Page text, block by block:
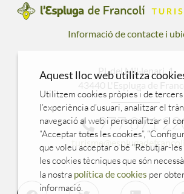
Informació de contacte i
Pl. del Mil·lenari, 1
43440 L'Espluga de
977 871
Aquest lloc web utilitza
Utilitzem cookies pròpies i de
l’experiència d’usuari, analitzar el
navegació al web i personalitzar el
“Acceptar totes les cookies”,
que voleu acceptar o bé “Rebutjar-
les cookies tècniques que són
la nostra política de cookies per
informació.